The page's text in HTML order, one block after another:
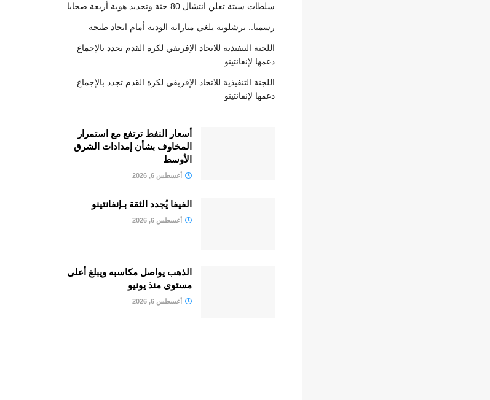
سلطات سبتة تعلن انتشال 80 جثة وتحديد هوية أربعة ضحايا
رسميا.. برشلونة يلغي مباراته الودية أمام اتحاد طنجة
اللجنة التنفيذية للاتحاد الإفريقي لكرة القدم تجدد بالإجماع
دعمها لإنفانتينو
اللجنة التنفيذية للاتحاد الإفريقي لكرة القدم تجدد بالإجماع
دعمها لإنفانتينو
أسعار النفط ترتفع مع استمرار
المخاوف بشأن إمدادات الشرق
الأوسط
أغسطس 6, 2026
الفيفا يُجدد الثقة بـإنفانتينو
أغسطس 6, 2026
الذهب يواصل مكاسبه ويبلغ أعلى
مستوى منذ يونيو
أغسطس 6, 2026